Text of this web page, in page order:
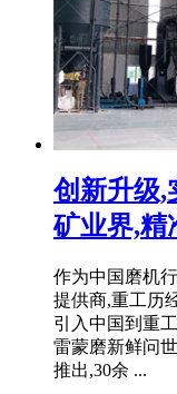
创新升级,
矿业界,精
作为中国磨机
提供商,重工历
引入中国到重
雷蒙磨新鲜问
推出,30余 ...